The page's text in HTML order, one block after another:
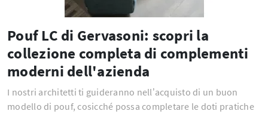
Pouf LC di Gervasoni: scopri la
collezione completa di complementi
moderni dell'azienda
I nostri architetti ti guideranno nell’acquisto di un buon
modello di pouf, cosicché possa completare le doti pratiche